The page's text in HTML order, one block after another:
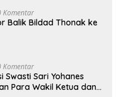
Komentar
Balik Bildad Thonak ke
Komentar
Swasti Sari Yohanes
Para Wakil Ketua dan